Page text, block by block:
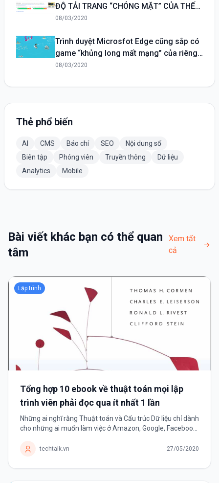
ĐỘ TẢI TRANG “CHÓNG MẶT” CỦA THẾ
GIỚI DI ĐỘNG
08/03/2020
Trình duyệt Microsfot Edge cũng sắp có
game “khủng long mất mạng” của riêng
mình
08/03/2020
Thẻ phổ biến
AI CMS Báo chí SEO
Nội dung số
Biên tập
Phóng viên Truyền thông
Dữ liệu
Analytics
Mobile
Bài viết khác bạn có thể quan
tâm
Xem tất
cả
Lập trình
Tổng hợp 10 ebook về thuật toán mọi lập
trình viên phải đọc qua ít nhất 1 lần
Những ai nghĩ rằng Thuật toán và Cấu trúc Dữ liệu chỉ dành
cho những ai muốn làm việc ở Amazon, Google, Facebook,
tồn tại bền vững...
techtalk.vn 27/05/2020